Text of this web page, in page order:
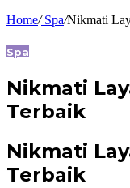
Home/Spa/Nikmati
Spa
Nikmati
Terbaik
Nikmati
Terbaik